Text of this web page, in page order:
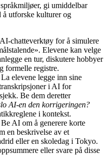
gi umiddelbar
å utforske kulturer og
chatteverktøy for å simulere
Elevene kan velge
en tur, diskutere hobbyer
formelle registre.
La elevene legge inn sine
i AI for
Be dem deretter
AI-en den korrigeringen?
i kontekst.
Be AI om å generere korte
en beskrivelse av et
eller en skoledag i Tokyo.
eller svare på disse